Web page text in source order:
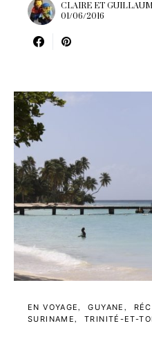
CLAIRE ET
01/06/2016
EN VOYAGE GUYANE
SURINAME
TRINITÉ-ET-